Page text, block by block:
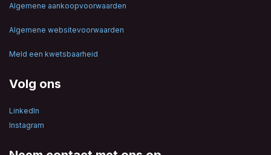
Algemene aankoopvoorwaarden
Algemene websitevoorwaarden
Meld een kwetsbaarheid
Volg ons
LinkedIn
Instagram